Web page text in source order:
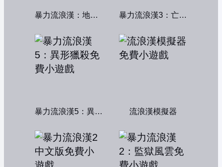
暴力流浪漢：地下秩序 暴力流浪漢3：亡命之徒
暴力流浪漢5：異形獵殺 流浪漢模擬器